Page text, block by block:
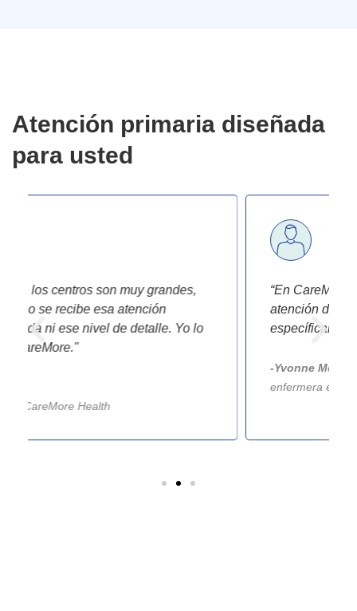
Atención primaria diseñada
para usted
“En CareMore elaboramos un plan para la
atención del paciente y lo personalizamos
específicamente para cada uno."